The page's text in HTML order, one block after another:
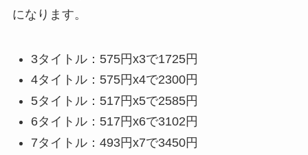
になります。
3タイトル：575円x3で1725円
4タイトル：575円x4で2300円
5タイトル：517円x5で2585円
6タイトル：517円x6で3102円
7タイトル：493円x7で3450円